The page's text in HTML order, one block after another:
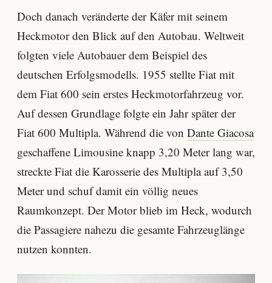
Doch danach veränderte der Käfer mit seinem
Heckmotor den Blick auf den Autobau. Weltweit
folgten viele Autobauer dem Beispiel des
deutschen Erfolgsmodells. 1955 stellte Fiat mit
dem Fiat 600 sein erstes Heckmotorfahrzeug vor.
Auf dessen Grundlage folgte ein Jahr später der
Fiat 600 Multipla. Während die von Dante Giacosa
geschaffene Limousine knapp 3,20 Meter lang war,
streckte Fiat die Karosserie des Multipla auf 3,50
Meter und schuf damit ein völlig neues
Raumkonzept. Der Motor blieb im Heck, wodurch
die Passagiere nahezu die gesamte Fahrzeuglänge
nutzen konnten.